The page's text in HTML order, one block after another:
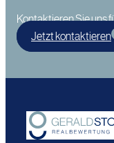
Kontaktieren Sie uns
Jetzt kontaktieren